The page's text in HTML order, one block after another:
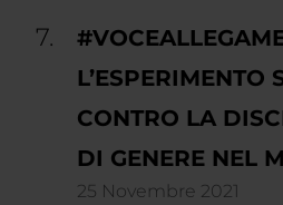
L’ESPERIMENTO
CONTRO LA
DI GENERE NEL
25 Novembre 2021